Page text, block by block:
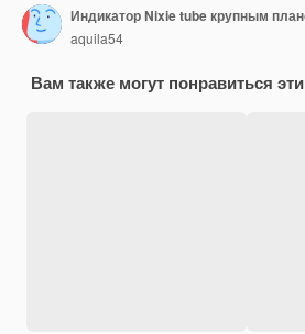
aquila54
Вам также могут понравиться